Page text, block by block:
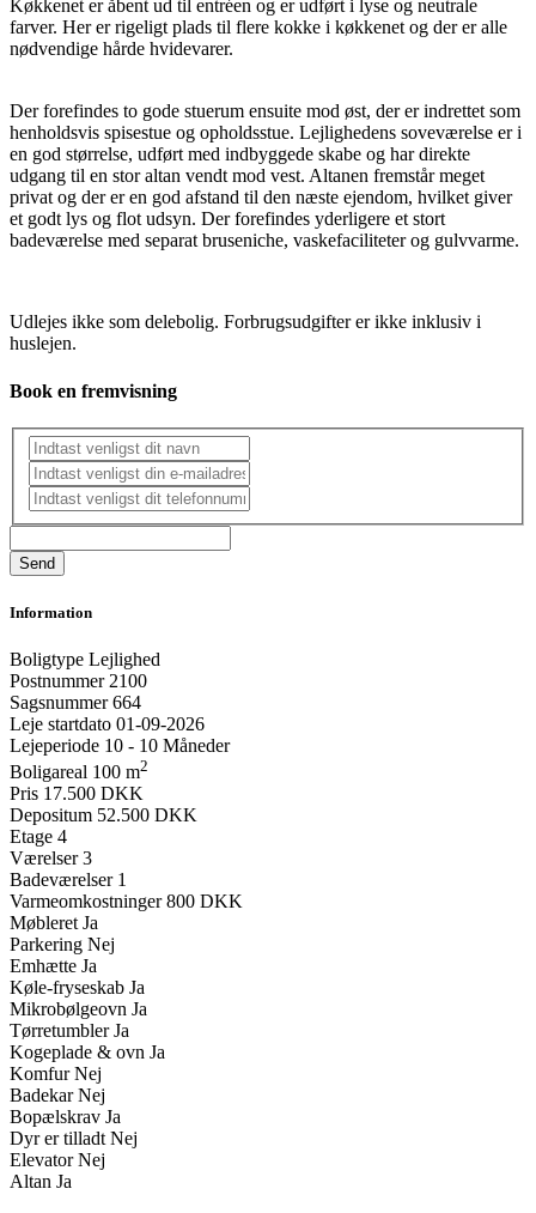
Køkkenet er åbent ud til entréen og er udført i lyse og neutrale
farver. Her er rigeligt plads til flere kokke i køkkenet og der er alle
nødvendige hårde hvidevarer.
Der forefindes to gode stuerum ensuite mod øst, der er indrettet som
henholdsvis spisestue og opholdsstue. Lejlighedens soveværelse er i
en god størrelse, udført med indbyggede skabe og har direkte
udgang til en stor altan vendt mod vest. Altanen fremstår meget
privat og der er en god afstand til den næste ejendom, hvilket giver
et godt lys og flot udsyn. Der forefindes yderligere et stort
badeværelse med separat bruseniche, vaskefaciliteter og gulvvarme.
Udlejes ikke som delebolig. Forbrugsudgifter er ikke inklusiv i
huslejen.
Book en fremvisning
Information
Boligtype Lejlighed
Postnummer 2100
Sagsnummer 664
Leje startdato 01-09-2026
Lejeperiode 10 - 10 Måneder
Boligareal 100 m2
Pris 17.500 DKK
Depositum 52.500 DKK
Etage 4
Værelser 3
Badeværelser 1
Varmeomkostninger 800 DKK
Møbleret Ja
Parkering Nej
Emhætte Ja
Køle-fryseskab Ja
Mikrobølgeovn Ja
Tørretumbler Ja
Kogeplade & ovn Ja
Komfur Nej
Badekar Nej
Bopælskrav Ja
Dyr er tilladt Nej
Elevator Nej
Altan Ja